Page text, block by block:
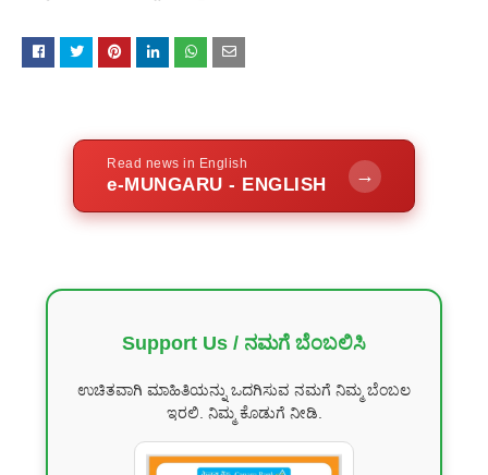
Read news in English
e-MUNGARU - ENGLISH →
Support Us / ನಮಗೆ ಬೆಂಬಲಿಸಿ
ಉಚಿತವಾಗಿ ಮಾಹಿತಿಯನ್ನು ಒದಗಿಸುವ ನಮಗೆ ನಿಮ್ಮ ಬೆಂಬಲ
ಇರಲಿ. ನಿಮ್ಮ ಕೊಡುಗೆ ನೀಡಿ.